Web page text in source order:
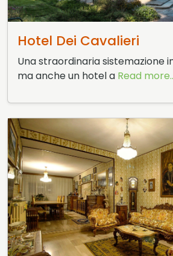
3 Giugno 2015
Hotel Dei Cavalieri
Una straordinaria sistemazione
ma anche un hotel a Read